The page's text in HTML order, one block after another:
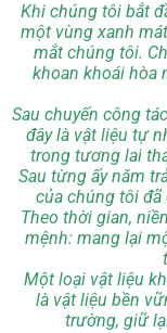
Khi chúng tôi bắt
một vùng xanh
mắt chúng tôi.
khoan khoái hòa
Sau chuyến công
đây là vật liệu tự
trong tương lai
Sau từng ấy năm
của chúng tôi
Theo thời gian,
mệnh: mang lại
Một loại vật liệu
là vật liệu bền
trường, giữ